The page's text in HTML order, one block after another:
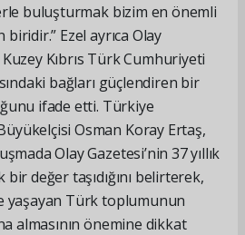
buluşturmak bizim en önemli
Ezel ayrıca Olay
Kıbrıs Türk Cumhuriyeti
bağları güçlendiren bir
ifade etti. Türkiye
Osman Koray Ertaş,
Olay Gazetesi’nin 37 yıllık
bir değer taşıdığını belirterek,
yaşayan Türk toplumunun
almasının önemine dikkat